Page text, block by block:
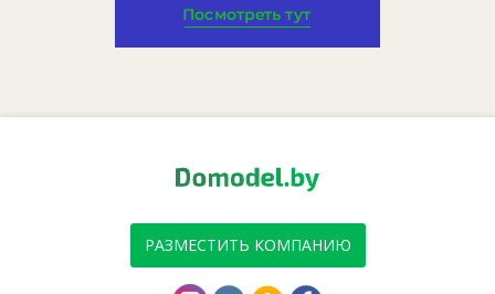
РАЗМЕСТИТЬ КОМПАНИЮ